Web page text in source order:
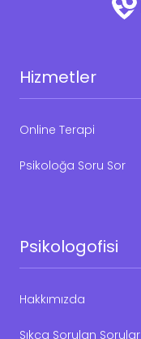
Hizmetler
Online Terapi
Psikoloğa Soru Sor
Psikologofisi
Hakkımızda
Sıkça Sorulan Sorular